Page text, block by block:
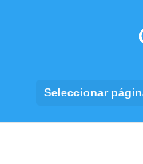
Seleccionar